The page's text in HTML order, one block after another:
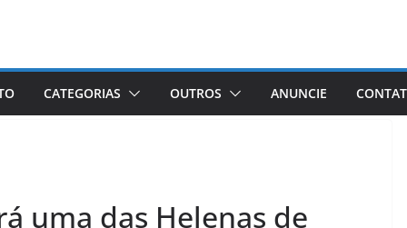
CATEGORIAS OUTROS ANUNCIE
uma das Helenas de